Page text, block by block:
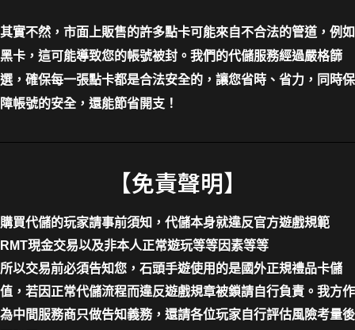
其實不然，市面上販售的許多點卡可能來自不合法的管道，例如
黑卡，這可能導致您的帳號被封。我們的代儲服務經過嚴格篩
選，確保每一張點卡都是合法安全的，讓您省時、省力，同時保
障帳號的安全，還能節省開支！
【免責聲明】
購買代儲的玩家請事前須知，代儲本身就違反官方遊戲規範
RMT現金交易以及非本人正常遊玩等等因素等等
所以交易前必須告知您，石頭手遊使用的是國外正規禮品卡儲
值，若因正常代儲流程而違反遊戲規章被鎖請自行負責。我方作
為中間服務商只做告知義務，還請各位玩家自行評估風險考量後